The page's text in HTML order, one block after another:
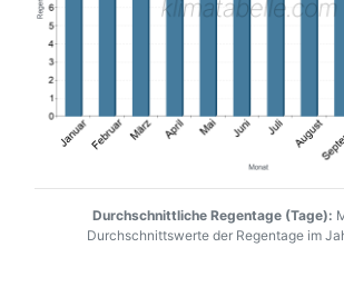
Durchschnittliche Regentage (Tage):
Durchschnittswerte der Regentage im